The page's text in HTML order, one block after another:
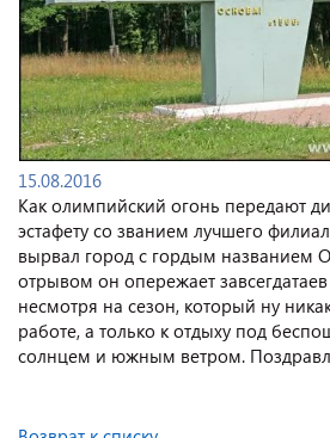
15.08.2016
Как олимпийский огонь передают
эстафету со званием лучшего
вырвал город с гордым названием
отрывом он опережает
несмотря на сезон, который ну
работе, а только к отдыху под
солнцем и южным ветром.